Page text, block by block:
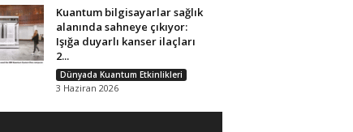
Kuantum bilgisayarlar sağlık
alanında sahneye çıkıyor:
Işığa duyarlı kanser ilaçları
2...
Dünyada Kuantum Etkinlikleri
3 Haziran 2026